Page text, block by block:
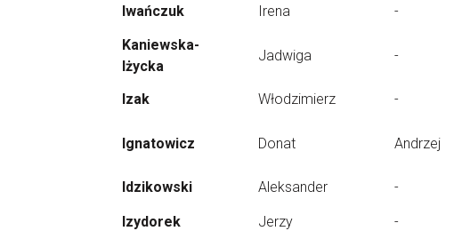
Iwańczuk Irena -
Kaniewska-
Iżycka
Jadwiga -
Izak Włodzimierz -
Ignatowicz Donat Andrzej
Idzikowski Aleksander -
Izydorek Jerzy -